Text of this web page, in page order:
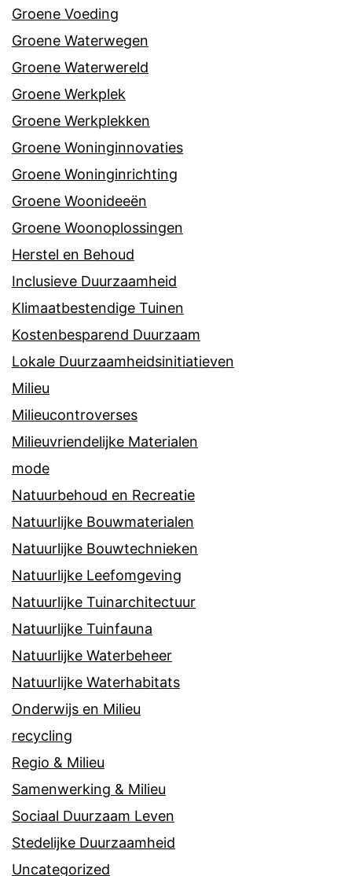
Groene Voeding
Groene Waterwegen
Groene Waterwereld
Groene Werkplek
Groene Werkplekken
Groene Woninginnovaties
Groene Woninginrichting
Groene Woonideeën
Groene Woonoplossingen
Herstel en Behoud
Inclusieve Duurzaamheid
Klimaatbestendige Tuinen
Kostenbesparend Duurzaam
Lokale Duurzaamheidsinitiatieven
Milieu
Milieucontroverses
Milieuvriendelijke Materialen
mode
Natuurbehoud en Recreatie
Natuurlijke Bouwmaterialen
Natuurlijke Bouwtechnieken
Natuurlijke Leefomgeving
Natuurlijke Tuinarchitectuur
Natuurlijke Tuinfauna
Natuurlijke Waterbeheer
Natuurlijke Waterhabitats
Onderwijs en Milieu
recycling
Regio & Milieu
Samenwerking & Milieu
Sociaal Duurzaam Leven
Stedelijke Duurzaamheid
Uncategorized